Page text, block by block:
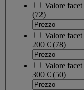
Valore facet
(72)
Valore facet
200 € (78)
Valore facet
300 € (50)